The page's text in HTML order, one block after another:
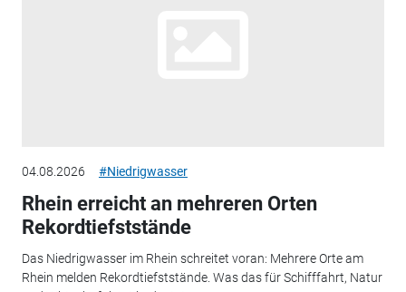
04.08.2026 #Niedrigwasser
Rhein erreicht an mehreren Orten
Rekordtiefststände
Das Niedrigwasser im Rhein schreitet voran: Mehrere Orte am
Rhein melden Rekordtiefststände. Was das für Schifffahrt, Natur